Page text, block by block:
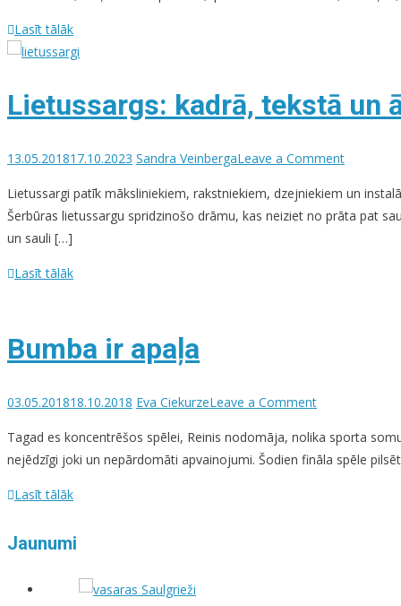
Lasīt tālāk
Lietussargs: kadrā, tekstā un
13.05.201817.10.2023 Sandra VeinbergaLeave a Commenton
kadrā,
tekstā
Lietussargi patīk māksliniekiem, rakstniekiem, dzejniekiem un
Šerbūras lietussargu spridzinošo drāmu, kas neiziet no prāta pat
un sauli […]
Lasīt tālāk
Bumba ir apaļa
03.05.201818.10.2018 Eva CiekurzeLeave a Commenton
ir
apaļa
Tagad es koncentrēšos spēlei, Reinis nodomāja, nolika sporta
nejēdzīgi joki un nepārdomāti apvainojumi. Šodien fināla spēle
Lasīt tālāk
Jaunumi